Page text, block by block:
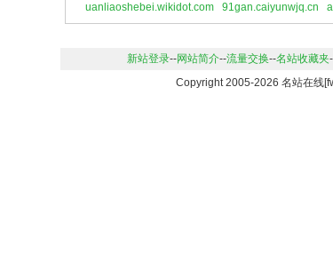
uanliaoshebei.wikidot.com
91gan.caiyunwjq.cn
新站登录--网站简介--流量交换--名站收藏夹
Copyright 2005-2026 名站在线